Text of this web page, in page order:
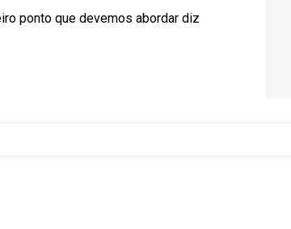
ponto que devemos abordar diz